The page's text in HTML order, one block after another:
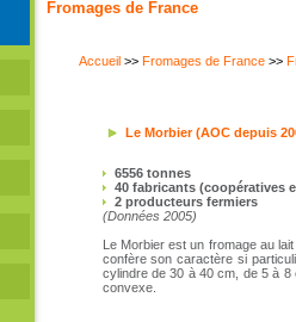
Fromages de France
Accueil >> Fromages de France>>
Le Morbier (AOC depuis
6556 tonnes
40 fabricants (coopératives
2 producteurs fermiers
(Données 2005)
Le Morbier est un fromage au
confère son caractère si
cylindre de 30 à 40 cm, de 5 à
convexe.